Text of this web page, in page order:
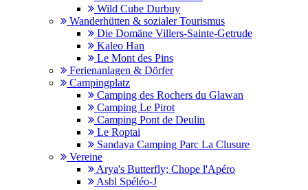
Wild Cube Durbuy
Wanderhütten & sozialer Tourismus
Die Domäne Villers-Sainte-Getrude
Kaleo Han
Le Mont des Pins
Ferienanlagen & Dörfer
Campingplatz
Camping des Rochers du Glawan
Camping Le Pirot
Camping Pont de Deulin
Le Roptai
Sandaya Camping Parc La Clusure
Vereine
Arya's Butterfly; Chope l'Apéro
Asbl Spéléo-J